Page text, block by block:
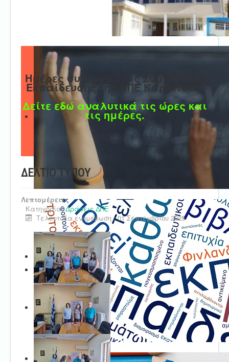
Ημέρες συνεργασίας Συμβούλων
Εκπαίδευσης της ΔΠΕ Καρδίτσας
Δείτε εδώ αναλυτικά τις ώρες και
τις ημέρες.
ΔΕΛΤΙΟ ΤΥΠΟΥ
Λεπτομέρειες
Κατηγορία:Δράσεις ΔΠΕ
Τελευταία ενημέρωση : 01 Σεπτεμβρίου 2025